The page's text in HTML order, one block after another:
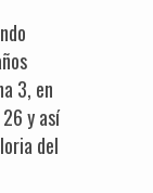
3, en
y así
del